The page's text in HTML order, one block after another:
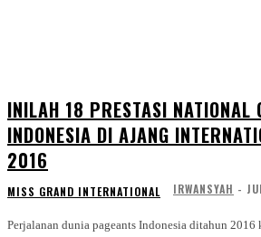
INILAH 18 PRESTASI NATIONAL
INDONESIA DI AJANG
2016
MISS GRAND INTERNATIONAL IRWANSYAH -
Perjalanan dunia pageants Indonesia ditahun